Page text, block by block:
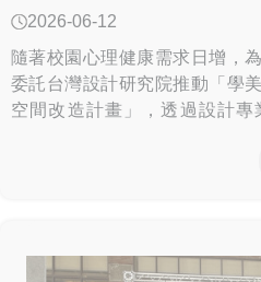
2026-06-12
隨著校園心理健康需求日增，
委託台灣設計研究院推動「學
空間改造計畫」，透過設計
第2年，已完成東南科技大學
台南應用科技大學，透過校方